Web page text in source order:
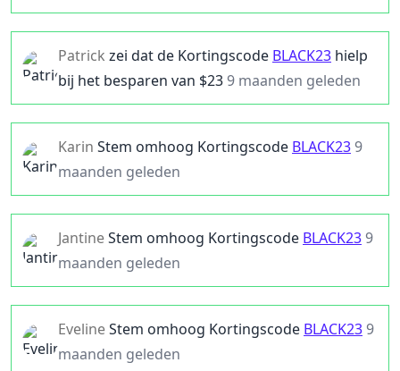
Patrick zei dat de Kortingscode BLACK23 hielp
bij het besparen van $239 maanden geleden
Karin Stem omhoog Kortingscode BLACK239
maanden geleden
JantineStem omhoog Kortingscode BLACK239
maanden geleden
EvelineStem omhoog Kortingscode BLACK239
maanden geleden